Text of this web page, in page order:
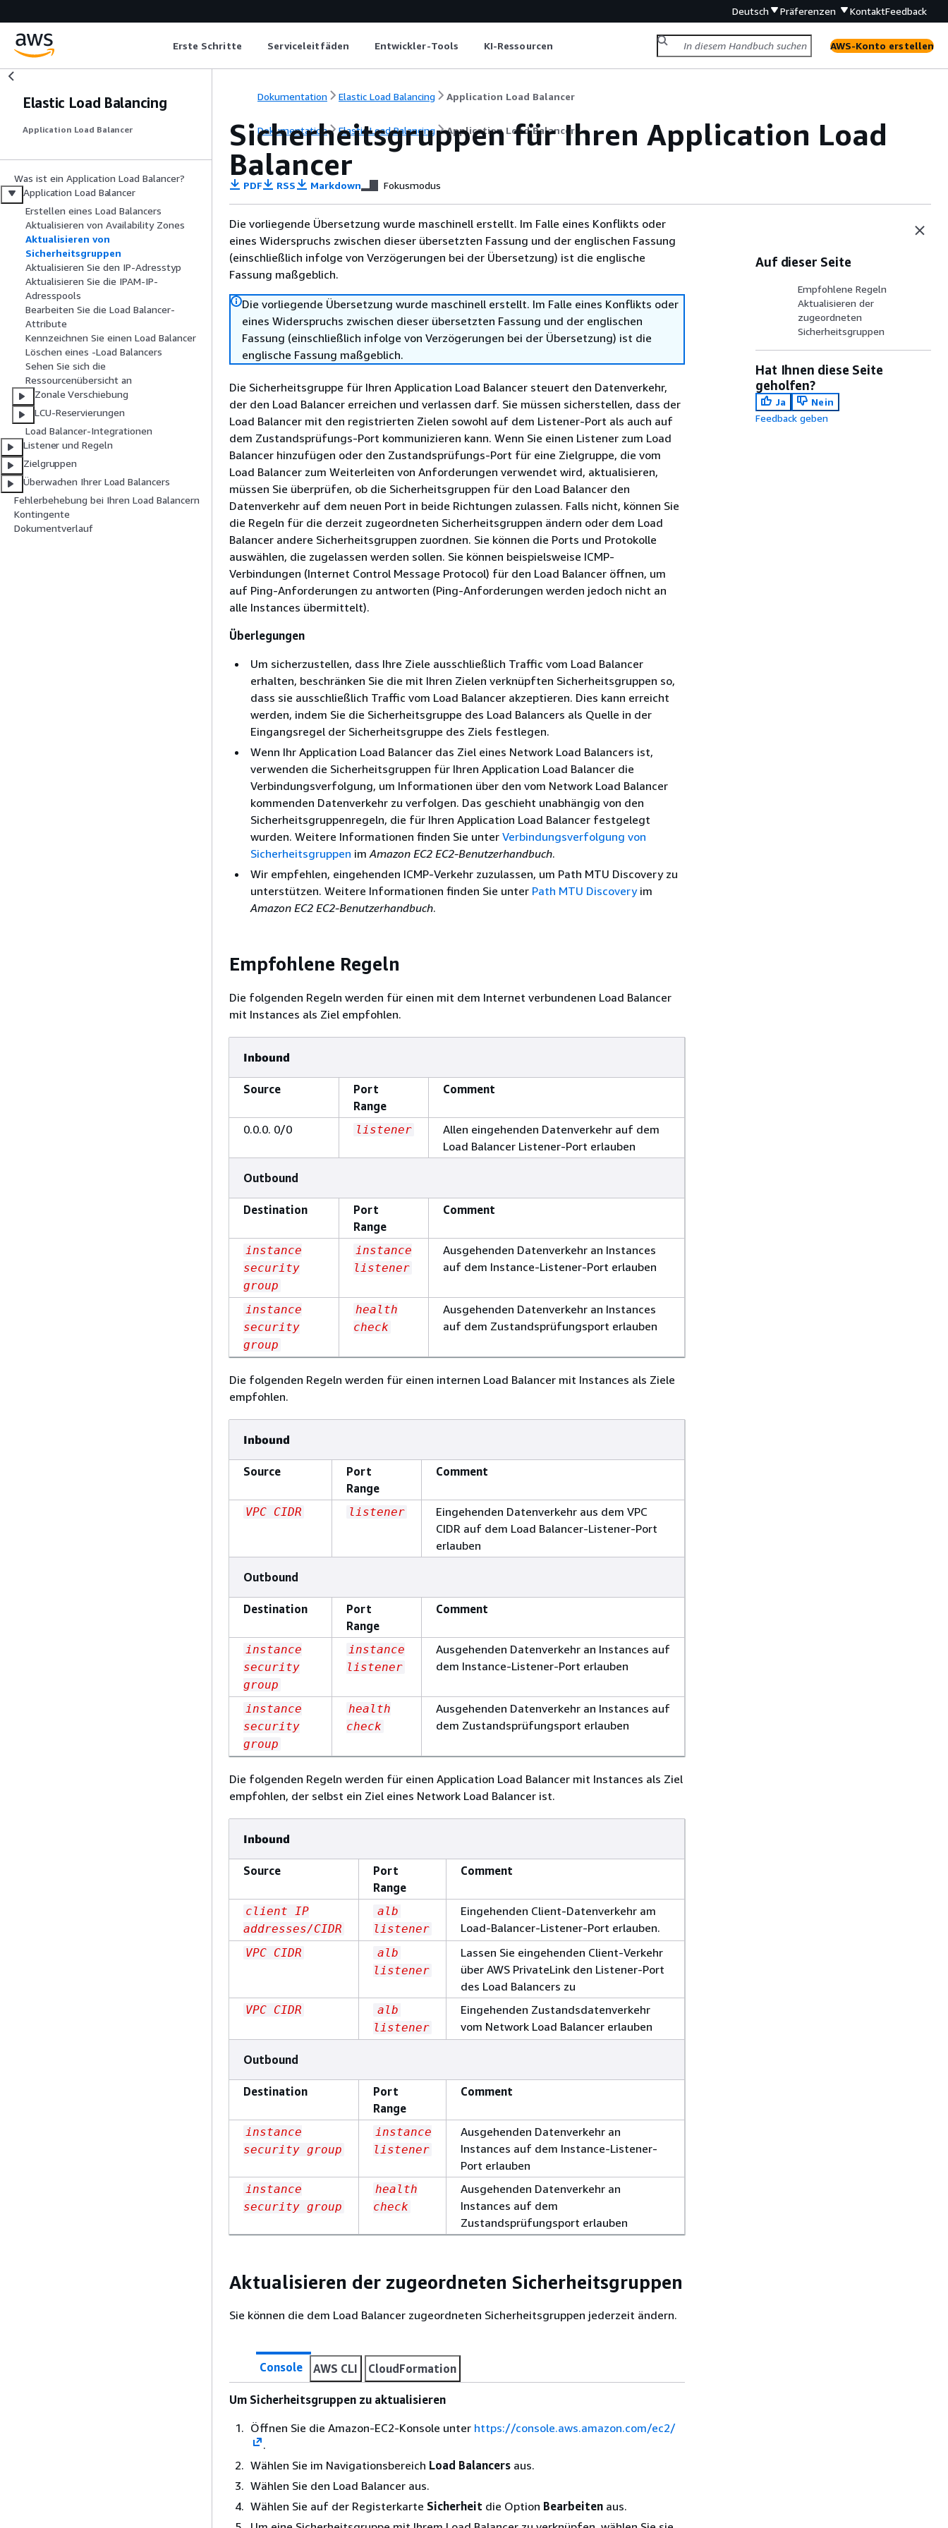
Deutsch Präferenzen KontaktFeedback
Erste Schritte Serviceleitfäden Entwickler-Tools KI-Ressourcen AWS-Konto erstellen
Elastic Load Balancing
Application Load Balancer
Was ist ein Application Load Balancer?
Application Load Balancer
Erstellen eines Load Balancers
Aktualisieren von Availability Zones
Aktualisieren von
Sicherheitsgruppen
Aktualisieren Sie den IP-Adresstyp
Aktualisieren Sie die IPAM-IP-
Adresspools
Bearbeiten Sie die Load Balancer-
Attribute
Kennzeichnen Sie einen Load Balancer
Löschen eines -Load Balancers
Sehen Sie sich die
Ressourcenübersicht an
Zonale Verschiebung
LCU-Reservierungen
Load Balancer-Integrationen
Listener und Regeln
Zielgruppen
Überwachen Ihrer Load Balancers
Fehlerbehebung bei Ihren Load Balancern
Kontingente
Dokumentverlauf
Dokumentation Elastic Load Balancing Application Load Balancer
Dokumentation Elastic Load Balancing Application Load Balancer
Sicherheitsgruppen für Ihren Application Load
Balancer
PDF RSS Markdown Fokusmodus
Die vorliegende Übersetzung wurde maschinell erstellt. Im Falle eines Konflikts oder
eines Widerspruchs zwischen dieser übersetzten Fassung und der englischen Fassung
(einschließlich infolge von Verzögerungen bei der Übersetzung) ist die englische
Fassung maßgeblich.
Die vorliegende Übersetzung wurde maschinell erstellt. Im Falle eines Konflikts oder
eines Widerspruchs zwischen dieser übersetzten Fassung und der englischen
Fassung (einschließlich infolge von Verzögerungen bei der Übersetzung) ist die
englische Fassung maßgeblich.
Die Sicherheitsgruppe für Ihren Application Load Balancer steuert den Datenverkehr,
der den Load Balancer erreichen und verlassen darf. Sie müssen sicherstellen, dass der
Load Balancer mit den registrierten Zielen sowohl auf dem Listener-Port als auch auf
dem Zustandsprüfungs-Port kommunizieren kann. Wenn Sie einen Listener zum Load
Balancer hinzufügen oder den Zustandsprüfungs-Port für eine Zielgruppe, die vom
Load Balancer zum Weiterleiten von Anforderungen verwendet wird, aktualisieren,
müssen Sie überprüfen, ob die Sicherheitsgruppen für den Load Balancer den
Datenverkehr auf dem neuen Port in beide Richtungen zulassen. Falls nicht, können Sie
die Regeln für die derzeit zugeordneten Sicherheitsgruppen ändern oder dem Load
Balancer andere Sicherheitsgruppen zuordnen. Sie können die Ports und Protokolle
auswählen, die zugelassen werden sollen. Sie können beispielsweise ICMP-
Verbindungen (Internet Control Message Protocol) für den Load Balancer öffnen, um
auf Ping-Anforderungen zu antworten (Ping-Anforderungen werden jedoch nicht an
alle Instances übermittelt).
Überlegungen
Um sicherzustellen, dass Ihre Ziele ausschließlich Traffic vom Load Balancer
erhalten, beschränken Sie die mit Ihren Zielen verknüpften Sicherheitsgruppen so,
dass sie ausschließlich Traffic vom Load Balancer akzeptieren. Dies kann erreicht
werden, indem Sie die Sicherheitsgruppe des Load Balancers als Quelle in der
Eingangsregel der Sicherheitsgruppe des Ziels festlegen.
Wenn Ihr Application Load Balancer das Ziel eines Network Load Balancers ist,
verwenden die Sicherheitsgruppen für Ihren Application Load Balancer die
Verbindungsverfolgung, um Informationen über den vom Network Load Balancer
kommenden Datenverkehr zu verfolgen. Das geschieht unabhängig von den
Sicherheitsgruppenregeln, die für Ihren Application Load Balancer festgelegt
wurden. Weitere Informationen finden Sie unter Verbindungsverfolgung von
Sicherheitsgruppen imAmazon EC2 EC2-Benutzerhandbuch.
Wir empfehlen, eingehenden ICMP-Verkehr zuzulassen, um Path MTU Discovery zu
unterstützen. Weitere Informationen finden Sie unter Path MTU Discoveryim
Amazon EC2 EC2-Benutzerhandbuch.
Empfohlene Regeln
Die folgenden Regeln werden für einen mit dem Internet verbundenen Load Balancer
mit Instances als Ziel empfohlen.
Inbound
Source
Port
Range
Comment
0.0.0. 0/0 listener
Allen eingehenden Datenverkehr auf dem
Load Balancer Listener-Port erlauben
Outbound
Destination
Port
Range
Comment
instance
security
group
instance
listener
Ausgehenden Datenverkehr an Instances
auf dem Instance-Listener-Port erlauben
instance
security
group
health
check
Ausgehenden Datenverkehr an Instances
auf dem Zustandsprüfungsport erlauben
Die folgenden Regeln werden für einen internen Load Balancer mit Instances als Ziele
empfohlen.
Inbound
Source
Port
Range
Comment
VPC CIDR listener
Eingehenden Datenverkehr aus dem VPC
CIDR auf dem Load Balancer-Listener-Port
erlauben
Outbound
Destination
Port
Range
Comment
instance
security
group
instance
listener
Ausgehenden Datenverkehr an Instances auf
dem Instance-Listener-Port erlauben
instance
security
group
health
check
Ausgehenden Datenverkehr an Instances auf
dem Zustandsprüfungsport erlauben
Die folgenden Regeln werden für einen Application Load Balancer mit Instances als Ziel
empfohlen, der selbst ein Ziel eines Network Load Balancer ist.
Inbound
Source
Port
Range
Comment
client IP
addresses/CIDR
alb
listener
Eingehenden Client-Datenverkehr am
Load-Balancer-Listener-Port erlauben.
VPC CIDR
alb
listener
Lassen Sie eingehenden Client-Verkehr
über AWS PrivateLink den Listener-Port
des Load Balancers zu
VPC CIDR
alb
listener
Eingehenden Zustandsdatenverkehr
vom Network Load Balancer erlauben
Outbound
Destination
Port
Range
Comment
instance
security group
instance
listener
Ausgehenden Datenverkehr an
Instances auf dem Instance-Listener-
Port erlauben
instance
security group
health
check
Ausgehenden Datenverkehr an
Instances auf dem
Zustandsprüfungsport erlauben
Aktualisieren der zugeordneten Sicherheitsgruppen
Sie können die dem Load Balancer zugeordneten Sicherheitsgruppen jederzeit ändern.
Console AWS CLI CloudFormation
Um Sicherheitsgruppen zu aktualisieren
Öffnen Sie die Amazon-EC2-Konsole unter https://console.aws.amazon.com/ec2/
.
Wählen Sie im Navigationsbereich Load Balancers aus.
Wählen Sie den Load Balancer aus.
Wählen Sie auf der Registerkarte Sicherheit die Option Bearbeiten aus.
Auf dieser Seite
Empfohlene Regeln
Aktualisieren der
zugeordneten
Sicherheitsgruppen
Hat Ihnen diese Seite
geholfen?
Ja
Nein
Feedback geben